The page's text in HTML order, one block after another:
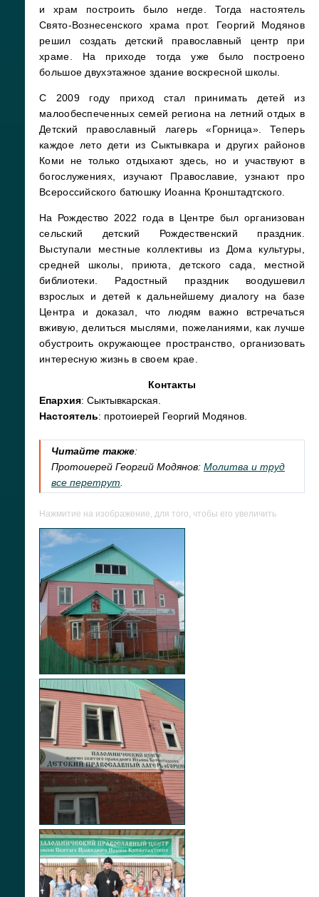
и храм построить было негде. Тогда настоятель
Свято-Вознесенского храма прот. Георгий Модянов
решил создать детский православный центр при
храме. На приходе тогда уже было построено
большое двухэтажное здание воскресной школы.
С 2009 году приход стал принимать детей из
малообеспеченных семей региона на летний отдых в
Детский православный лагерь «Горница». Теперь
каждое лето дети из Сыктывкара и других районов
Коми не только отдыхают здесь, но и участвуют в
богослужениях, изучают Православие, узнают про
Всероссийского батюшку Иоанна Кронштадтского.
На Рождество 2022 года в Центре был организован
сельский детский Рождественский праздник.
Выступали местные коллективы из Дома культуры,
средней школы, приюта, детского сада, местной
библиотеки. Радостный праздник воодушевил
взрослых и детей к дальнейшему диалогу на базе
Центра и доказал, что людям важно встречаться
вживую, делиться мыслями, пожеланиями, как лучше
обустроить окружающее пространство, организовать
интересную жизнь в своем крае.
Контакты
Епархия: Сыктывкарская.
Настоятель: протоиерей Георгий Модянов.
Читайте также:
Протоиерей Георгий Модянов: Молитва и труд
все перетрут